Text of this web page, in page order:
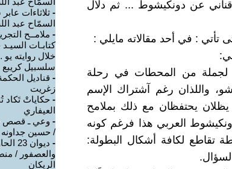
عن دونكيشوط ... ثم دلال
تأتي : في أحد مقالاته مايلي :
لجملة من المحطات في رحلة
واللذان رغم آشتراك الإسم
يظلان يحتفظان مع ذلك بملامح
العربي هذا فرغم كونه
تقاطع لكافة أشكال البطولة:
- ثلاثاءات
السمّاح عبد
- ملامــح
كتابـات
خلال روايته يو
سلسبيل كريبع
- قناديل
زغريت
- حكاياتْ تَكاد
العيفاري
- وعي ـ قصص
/ حسين جداونه
-
ديوان
والعصفور /
الريكان